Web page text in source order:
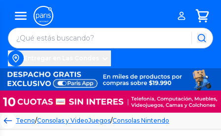
Tecno/Consolas y VideoJuegos/Consolas Nintendo